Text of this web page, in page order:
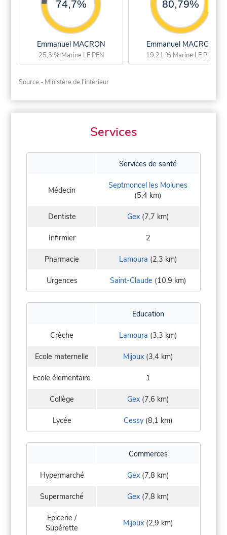
74,7%
Emmanuel MACRON
25,3 % Marine LE PEN
80,79%
Emmanuel MACRON
19,21 % Marine LE PEN
Source - Ministère de l'intérieur
Services
Services de santé
Médecin
Septmoncel les Molunes
(5,4 km)
Dentiste Gex(7,7 km)
Infirmier 2
Pharmacie Lamoura (2,3 km)
Urgences Saint-Claude (10,9 km)
Education
Crèche Lamoura (3,3 km)
Ecole maternelle Mijoux(3,4 km)
Ecole élementaire 1
Collège Gex(7,6 km)
Lycée Cessy(8,1 km)
Commerces
Hypermarché Gex(7,8 km)
Supermarché Gex(7,8 km)
Epicerie /
Supérette
Mijoux(2,9 km)